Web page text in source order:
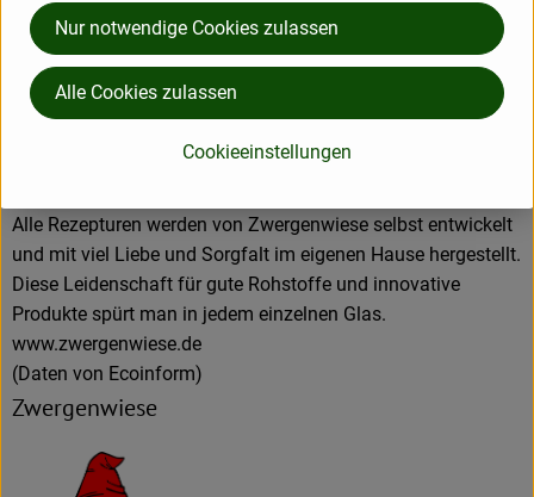
Seit Gründung spielt die Stärkung des Bio-Landbaus und die
Erhaltung der Sortenvielfalt für Zwergenwiese eine große
Rolle beim Einkauf der kontrolliert biologischen Rohstoffe.
Kurze Wege, zuverlässige Vertragspartner, die Förderung des
Lieferanten spielen bei der Auswahl der Bio-Bauern eine
Alle Rezepturen werden von Zwergenwiese selbst entwickelt
und mit viel Liebe und Sorgfalt im eigenen Hause hergestellt.
Diese Leidenschaft für gute Rohstoffe und innovative
Produkte spürt man in jedem einzelnen Glas.
www.zwergenwiese.de
(Daten von Ecoinform)
Zwergenwiese
Cookieeinstellungen
Nur notwendige Cookies zulassen
Alle Cookies zulassen